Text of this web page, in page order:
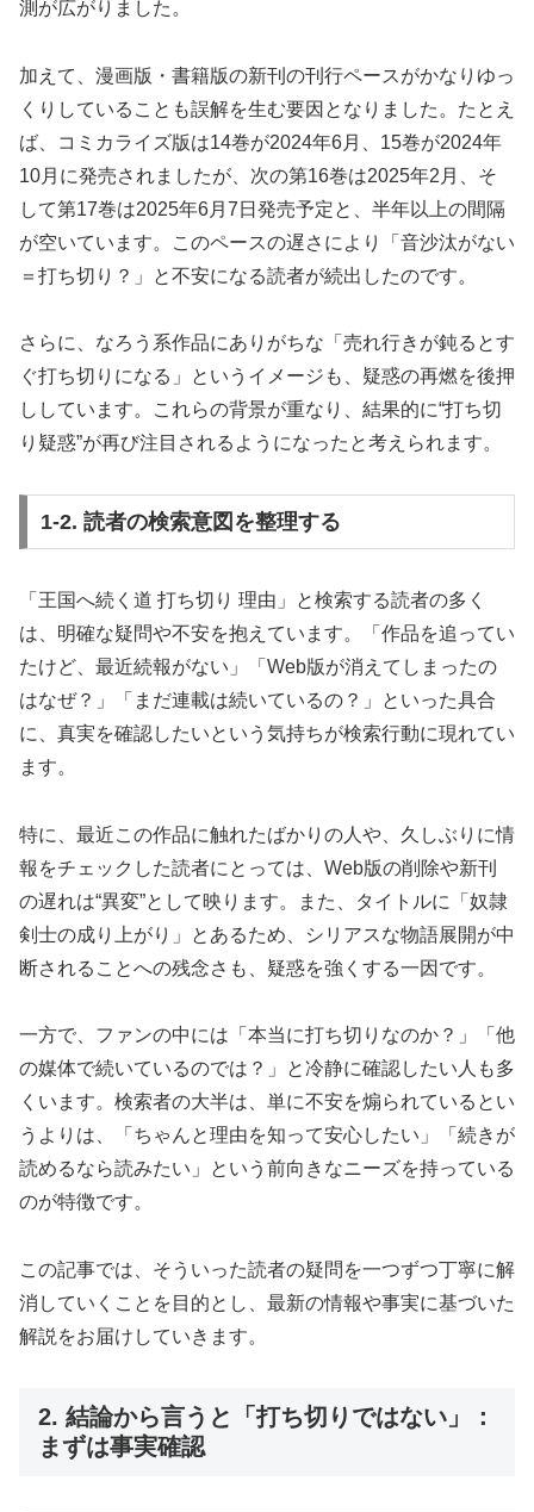
測が広がりました。
加えて、漫画版・書籍版の新刊の刊行ペースがかなりゆっ
くりしていることも誤解を生む要因となりました。たとえ
ば、コミカライズ版は14巻が2024年6月、15巻が2024年
10月に発売されましたが、次の第16巻は2025年2月、そ
して第17巻は2025年6月7日発売予定と、半年以上の間隔
が空いています。このペースの遅さにより「音沙汰がない
＝打ち切り？」と不安になる読者が続出したのです。
さらに、なろう系作品にありがちな「売れ行きが鈍るとす
ぐ打ち切りになる」というイメージも、疑惑の再燃を後押
ししています。これらの背景が重なり、結果的に“打ち切
り疑惑”が再び注目されるようになったと考えられます。
1-2. 読者の検索意図を整理する
「王国へ続く道 打ち切り 理由」と検索する読者の多く
は、明確な疑問や不安を抱えています。「作品を追ってい
たけど、最近続報がない」「Web版が消えてしまったの
はなぜ？」「まだ連載は続いているの？」といった具合
に、真実を確認したいという気持ちが検索行動に現れてい
ます。
特に、最近この作品に触れたばかりの人や、久しぶりに情
報をチェックした読者にとっては、Web版の削除や新刊
の遅れは“異変”として映ります。また、タイトルに「奴隷
剣士の成り上がり」とあるため、シリアスな物語展開が中
断されることへの残念さも、疑惑を強くする一因です。
一方で、ファンの中には「本当に打ち切りなのか？」「他
の媒体で続いているのでは？」と冷静に確認したい人も多
くいます。検索者の大半は、単に不安を煽られているとい
うよりは、「ちゃんと理由を知って安心したい」「続きが
読めるなら読みたい」という前向きなニーズを持っている
のが特徴です。
この記事では、そういった読者の疑問を一つずつ丁寧に解
消していくことを目的とし、最新の情報や事実に基づいた
解説をお届けしていきます。
2. 結論から言うと「打ち切りではない」：
まずは事実確認